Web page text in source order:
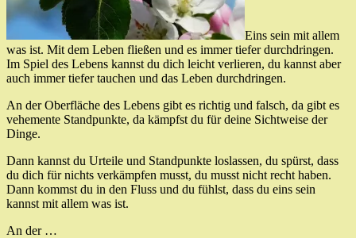
Eins sein mit allem
was ist. Mit dem Leben fließen und es immer tiefer durchdringen.
Im Spiel des Lebens kannst du dich leicht verlieren, du kannst aber
auch immer tiefer tauchen und das Leben durchdringen.
An der Oberfläche des Lebens gibt es richtig und falsch, da gibt es
vehemente Standpunkte, da kämpfst du für deine Sichtweise der
Dinge.
Dann kannst du Urteile und Standpunkte loslassen, du spürst, dass
du dich für nichts verkämpfen musst, du musst nicht recht haben.
Dann kommst du in den Fluss und du fühlst, dass du eins sein
kannst mit allem was ist.
An der …